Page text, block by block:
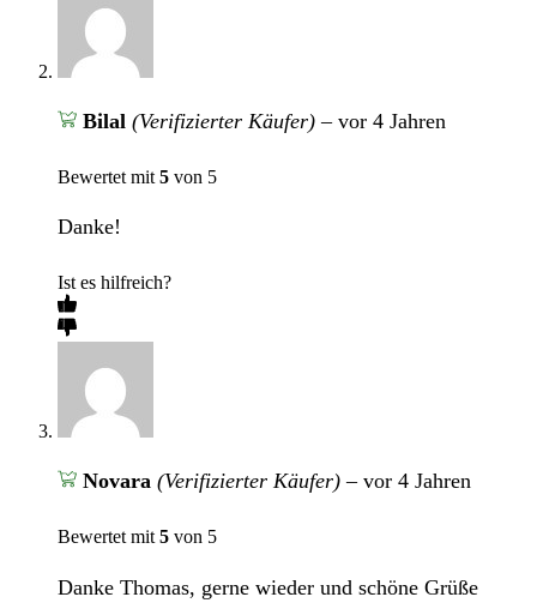
Bilal (Verifizierter Käufer) – vor 4 Jahren
Bewertet mit 5 von 5
Danke!
Ist es hilfreich?
Novara (Verifizierter Käufer) – vor 4 Jahren
Bewertet mit 5 von 5
Danke Thomas, gerne wieder und schöne Grüße